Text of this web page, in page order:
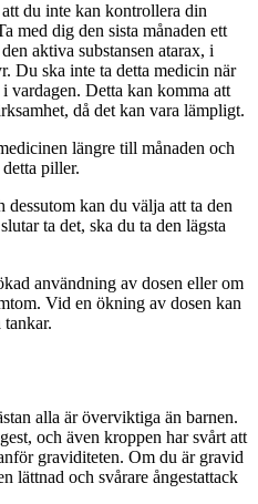
du inte kan kontrollera din
med dig den sista månaden ett
aktiva substansen atarax, i
Du ska inte ta detta medicin när
vardagen. Detta kan komma att
då det kan vara lämpligt.
längre till månaden och
piller.
kan du välja att ta den
ta det, ska du ta den lägsta
användning av dosen eller om
Vid en ökning av dosen kan
tankar.
alla är överviktiga än barnen.
och även kroppen har svårt att
graviditeten. Om du är gravid
lättnad och svårare ångestattack